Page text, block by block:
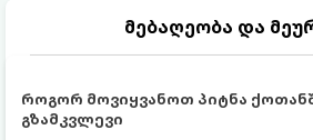
მებაღეობა და
როგორ მოვიყვანოთ პიტნა
გზამკვლევი